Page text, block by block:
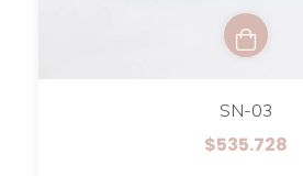
SN-03
$535.728